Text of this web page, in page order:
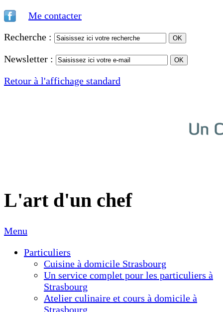
Me contacter
Recherche :
Newsletter :
Retour à l'affichage standard
L'art d'un chef
Menu
Particuliers
Cuisine à domicile Strasbourg
Un service complet pour les particuliers à
Strasbourg
Atelier culinaire et cours à domicile à
Strasbourg